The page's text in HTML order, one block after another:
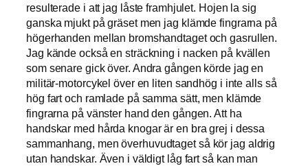
resulterade i att jag låste framhjulet. Hojen la sig
ganska mjukt på gräset men jag klämde fingrarna på
högerhanden mellan bromshandtaget och gasrullen.
Jag kände också en sträckning i nacken på kvällen
som senare gick över. Andra gången körde jag en
militär-motorcykel över en liten sandhög i inte alls så
hög fart och ramlade på samma sätt, men klämde
fingrarna på vänster hand den gången. Att ha
handskar med hårda knogar är en bra grej i dessa
sammanhang, men överhuvudtaget så kör jag aldrig
utan handskar. Även i väldigt låg fart så kan man